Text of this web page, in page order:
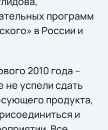
программ
в России и
2010 года –
не успели сдать
продукта,
и